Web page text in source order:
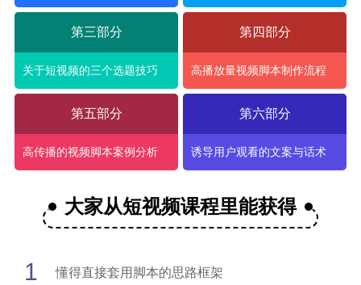
第三部分
关于短视频的三个选题技巧
第四部分
高播放量视频脚本制作流程
第五部分
高传播的视频脚本案例分析
第六部分
诱导用户观看的文案与话术
大家从短视频课程里能获得
1 懂得直接套用脚本的思路框架